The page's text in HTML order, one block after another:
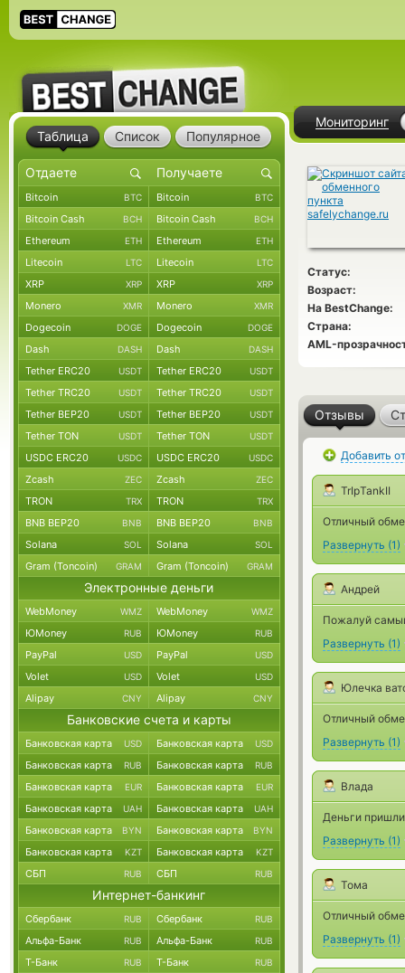
Мониторинг
Статус:
Возраст:
На BestChange:
Страна:
AML-
Отзывы
Добавить
TrIpTankII
Отличный
Развернуть (1)
Андрей
Пожалуй
Развернуть (1)
Юлечка
Отличный
Развернуть (1)
Влада
Деньги
Развернуть (1)
Тома
Отличный
Развернуть (1)
Таблица Список Популярное
Bitcoin BTC Bitcoin BTC
Bitcoin Cash BCH Bitcoin Cash BCH
Ethereum ETH Ethereum ETH
Litecoin LTC Litecoin LTC
XRP XRP XRP XRP
Monero XMR Monero XMR
Dogecoin DOGE Dogecoin DOGE
Dash DASH Dash DASH
Tether ERC20 USDT Tether ERC20 USDT
Tether TRC20 USDT Tether TRC20 USDT
Tether BEP20 USDT Tether BEP20 USDT
Tether TON USDT Tether TON USDT
USDC ERC20 USDC USDC ERC20 USDC
Zcash ZEC Zcash ZEC
TRON TRX TRON TRX
BNB BEP20 BNB BNB BEP20 BNB
Solana SOL Solana SOL
Gram (Toncoin) GRAM Gram (Toncoin) GRAM
Электронные деньги
WebMoney WMZ WebMoney WMZ
ЮMoney RUB ЮMoney RUB
PayPal USD PayPal USD
Volet USD Volet USD
Alipay CNY Alipay CNY
Банковские счета и карты
Банковская карта USD Банковская карта USD
Банковская карта RUB Банковская карта RUB
Банковская карта EUR Банковская карта EUR
Банковская карта UAH Банковская карта UAH
Банковская карта BYN Банковская карта BYN
Банковская карта KZT Банковская карта KZT
СБП RUB СБП RUB
Интернет-банкинг
Сбербанк RUB Сбербанк RUB
Альфа-Банк RUB Альфа-Банк RUB
Т-Банк RUB Т-Банк RUB